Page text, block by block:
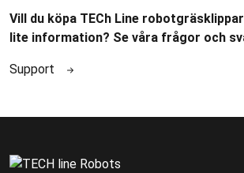
Vill du köpa TECh Line
lite information? Se våra frågor och
Support